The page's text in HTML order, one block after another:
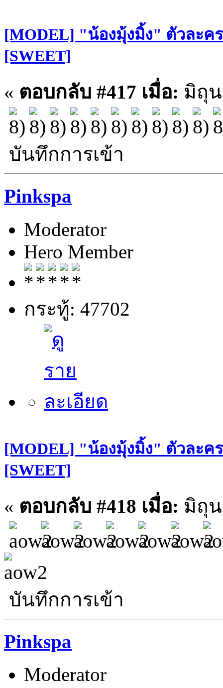
[MODEL] "น้องมุ้งมิ้ง" ตัวละค
[SWEET]
« ตอบกลับ #417 เมื่อ: มิถุน
บันทึกการเข้า
Pinkspa
Moderator
Hero Member
กระทู้: 47702
[MODEL] "น้องมุ้งมิ้ง" ตัวละค
[SWEET]
« ตอบกลับ #418 เมื่อ: มิถุน
บันทึกการเข้า
Pinkspa
Moderator